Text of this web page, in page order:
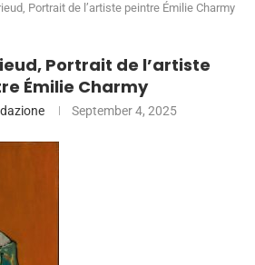
Portrait de l’artiste peintre Émilie Charmy
Portrait de l’artiste
Émilie Charmy
September 4, 2025